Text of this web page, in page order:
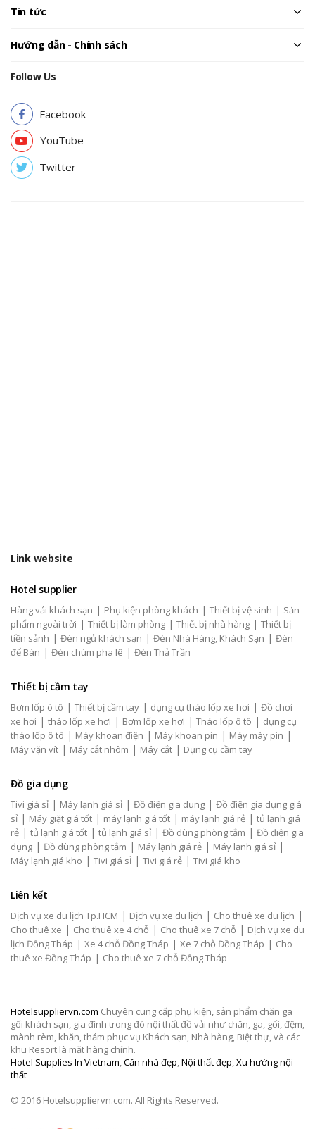
Tin tức
Hướng dẫn - Chính sách
Follow Us
Facebook
YouTube
Twitter
Link website
Hotel supplier
Hàng vải khách sạn | Phụ kiện phòng khách | Thiết bị vệ sinh | Sản
phẩm ngoài trời | Thiết bị làm phòng | Thiết bị nhà hàng | Thiết bị
tiền sảnh | Đèn ngủ khách sạn | Đèn Nhà Hàng, Khách Sạn | Đèn
để Bàn | Đèn chùm pha lê | Đèn Thả Trần
Thiết bị cầm tay
Bơm lốp ô tô | Thiết bị cầm tay | dụng cụ tháo lốp xe hơi | Đồ chơi
xe hơi | tháo lốp xe hơi | Bơm lốp xe hơi | Tháo lốp ô tô | dụng cụ
tháo lốp ô tô | Máy khoan điện | Máy khoan pin | Máy mày pin |
Máy vặn vít | Máy cắt nhôm | Máy cắt | Dụng cụ cầm tay
Đồ gia dụng
Tivi giá sỉ | Máy lạnh giá sỉ | Đồ điện gia dụng | Đồ điện gia dụng giá
sỉ | Máy giặt giá tốt | máy lạnh giá tốt | máy lạnh giá rẻ | tủ lạnh giá
rẻ | tủ lạnh giá tốt | tủ lạnh giá sỉ | Đồ dùng phòng tắm | Đồ điện gia
dụng | Đồ dùng phòng tắm | Máy lạnh giá rẻ | Máy lạnh giá sỉ |
Máy lạnh giá kho | Tivi giá sỉ | Tivi giá rẻ | Tivi giá kho
Liên kết
Dịch vụ xe du lịch Tp.HCM | Dịch vụ xe du lịch | Cho thuê xe du lịch |
Cho thuê xe | Cho thuê xe 4 chỗ | Cho thuê xe 7 chỗ | Dịch vụ xe du
lịch Đồng Tháp | Xe 4 chỗ Đồng Tháp | Xe 7 chỗ Đồng Tháp | Cho
thuê xe Đồng Tháp | Cho thuê xe 7 chỗ Đồng Tháp
Hotelsuppliervn.com Chuyên cung cấp phụ kiện, sản phẩm chăn ga
gối khách sạn, gia đình trong đó nội thất đồ vải như chăn, ga, gối, đệm,
mành rèm, khăn, thảm phục vụ Khách sạn, Nhà hàng, Biệt thự, và các
khu Resort là mặt hàng chính.
Hotel Supplies In Vietnam,Căn nhà đẹp,Nội thất đẹp,Xu hướng nội
thất
© 2016 Hotelsuppliervn.com. All Rights Reserved.